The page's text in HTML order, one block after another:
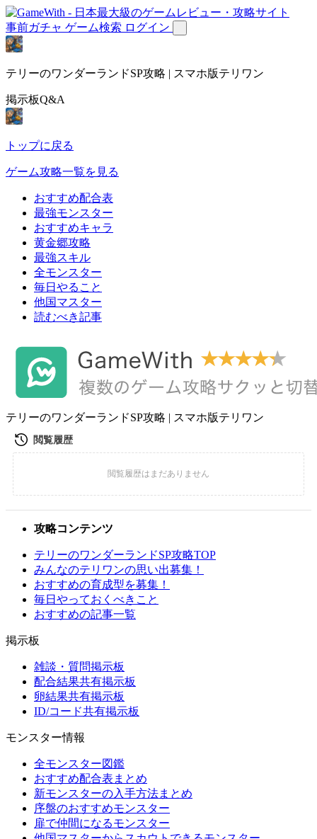
事前ガチャ ゲーム検索 ログイン
テリーのワンダーランドSP攻略 | スマホ版テリワン
掲示板Q&A
トップに戻る
ゲーム攻略一覧を見る
おすすめ配合表
最強モンスター
おすすめキャラ
黄金郷攻略
最強スキル
全モンスター
毎日やること
他国マスター
読むべき記事
テリーのワンダーランドSP攻略 | スマホ版テリワン
攻略コンテンツ
テリーのワンダーランドSP攻略TOP
みんなのテリワンの思い出募集！
おすすめの育成型を募集！
毎日やっておくべきこと
おすすめの記事一覧
掲示板
雑談・質問掲示板
配合結果共有掲示板
卵結果共有掲示板
ID/コード共有掲示板
モンスター情報
全モンスター図鑑
おすすめ配合表まとめ
新モンスターの入手方法まとめ
序盤のおすすめモンスター
扉で仲間になるモンスター